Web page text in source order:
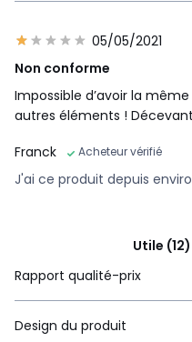
05/05/2021
Non conforme
Impossible d’avoir la
autres éléments ! Décevant
Franck
Acheteur vérifié
J'ai ce produit depuis
Utile (12)
Rapport qualité-prix
Design du produit